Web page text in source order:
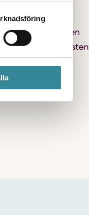
framför allt är den
till socialtjänsten